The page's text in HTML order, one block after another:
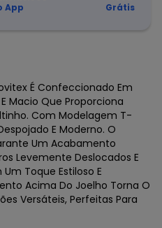
App
Grátis
É Confeccionado Em
Macio Que Proporciona
Com Modelagem T-
E Moderno. O
Um Acabamento
Levemente Deslocados E
Toque Estiloso E
Acima Do Joelho Torna O
Versáteis, Perfeitas Para